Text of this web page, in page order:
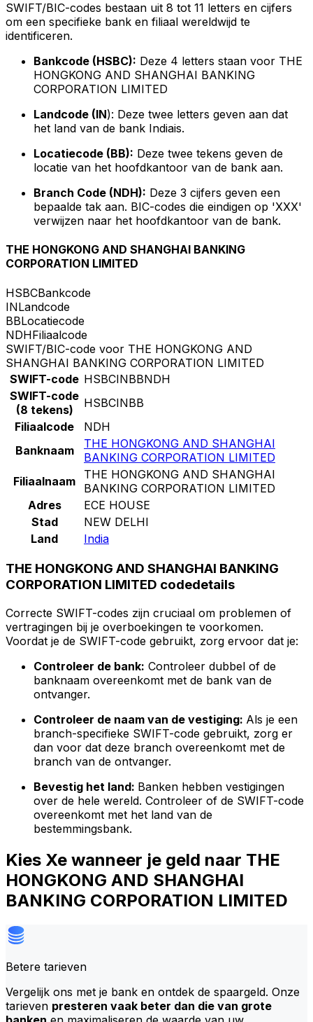
SWIFT/BIC-codes bestaan uit 8 tot 11 letters en cijfers
om een specifieke bank en filiaal wereldwijd te
identificeren.
Bankcode (HSBC): Deze 4 letters staan voor THE
HONGKONG AND SHANGHAI BANKING
CORPORATION LIMITED
Landcode (IN): Deze twee letters geven aan dat
het land van de bank Indiais.
Locatiecode (BB): Deze twee tekens geven de
locatie van het hoofdkantoor van de bank aan.
Branch Code (NDH): Deze 3 cijfers geven een
bepaalde tak aan. BIC-codes die eindigen op 'XXX'
verwijzen naar het hoofdkantoor van de bank.
THE HONGKONG AND SHANGHAI BANKING
CORPORATION LIMITED
HSBCBankcode
INLandcode
BBLocatiecode
NDHFiliaalcode
SWIFT/BIC-code voor THE HONGKONG AND
SHANGHAI BANKING CORPORATION LIMITED
SWIFT-code HSBCINBBNDH
SWIFT-code
(8 tekens)
HSBCINBB
Filiaalcode
NDH
Banknaam
THE HONGKONG AND SHANGHAI
BANKING CORPORATION LIMITED
Filiaalnaam
THE HONGKONG AND SHANGHAI
BANKING CORPORATION LIMITED
Adres
ECE HOUSE
Stad
NEW DELHI
Land
India
THE HONGKONG AND SHANGHAI BANKING
CORPORATION LIMITED codedetails
Correcte SWIFT-codes zijn cruciaal om problemen of
vertragingen bij je overboekingen te voorkomen.
Voordat je de SWIFT-code gebruikt, zorg ervoor dat je:
Controleer de bank: Controleer dubbel of de
banknaam overeenkomt met de bank van de
ontvanger.
Controleer de naam van de vestiging: Als je een
branch-specifieke SWIFT-code gebruikt, zorg er
dan voor dat deze branch overeenkomt met de
branch van de ontvanger.
Bevestig het land: Banken hebben vestigingen
over de hele wereld. Controleer of de SWIFT-code
overeenkomt met het land van de
bestemmingsbank.
Kies Xe wanneer je geld naar THE
HONGKONG AND SHANGHAI
BANKING CORPORATION LIMITED
Betere tarieven
Vergelijk ons met je bank en ontdek de spaargeld. Onze
tarieven presteren vaak beter dan die van grote